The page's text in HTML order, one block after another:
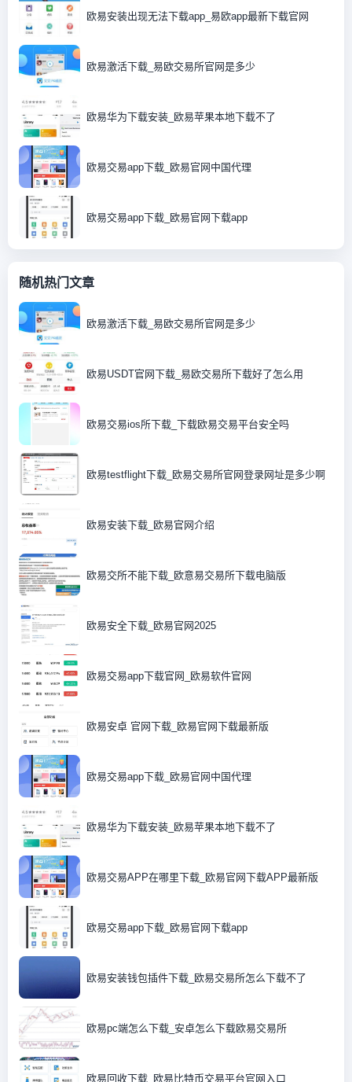
欧易安装出现无法下载app_易欧app最新下载官网
欧易激活下载_易欧交易所官网是多少
欧易华为下载安装_欧易苹果本地下载不了
欧易交易app下载_欧易官网中国代理
欧易交易app下载_欧易官网下载app
随机热门文章
欧易激活下载_易欧交易所官网是多少
欧易USDT官网下载_易欧交易所下载好了怎么用
欧易交易ios所下载_下载欧易交易平台安全吗
欧易testflight下载_欧易交易所官网登录网址是多少啊
欧易安装下载_欧易官网介绍
欧易交所不能下载_欧意易交易所下载电脑版
欧易安全下载_欧易官网2025
欧易交易app下载官网_欧易软件官网
欧易安卓 官网下载_欧易官网下载最新版
欧易交易app下载_欧易官网中国代理
欧易华为下载安装_欧易苹果本地下载不了
欧易交易APP在哪里下载_欧易官网下载APP最新版
欧易交易app下载_欧易官网下载app
欧易安装钱包插件下载_欧易交易所怎么下载不了
欧易pc端怎么下载_安卓怎么下载欧易交易所
欧易回收下载_欧易比特币交易平台官网入口